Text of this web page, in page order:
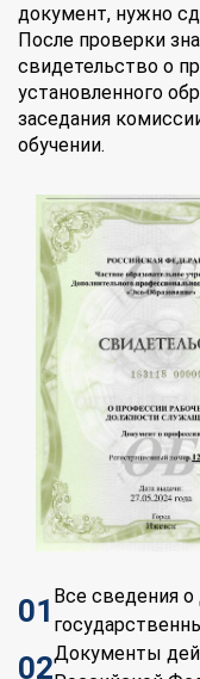
документ, нужно
После проверки
свидетельство о
установленного
заседания
обучении.
01 Все сведения о
02Документы